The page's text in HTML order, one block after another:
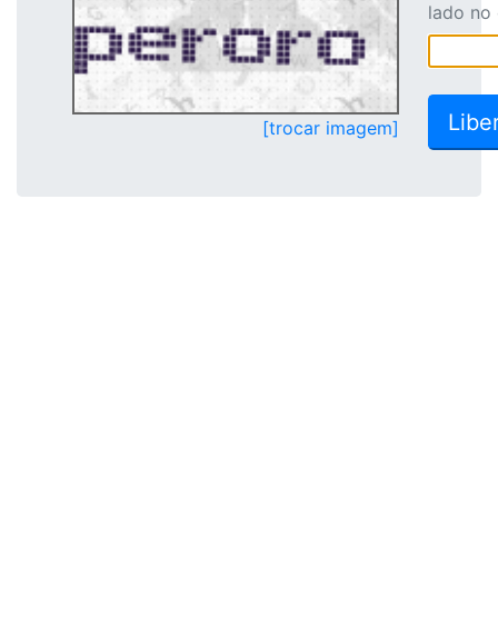
[trocar imagem]
lado no